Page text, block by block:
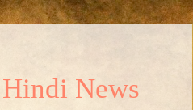
News